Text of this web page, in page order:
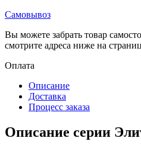
Самовывоз
Вы можете забрать товар
смотрите адреса ниже на
Оплата
Описание
Доставка
Процесс заказа
Описание серии